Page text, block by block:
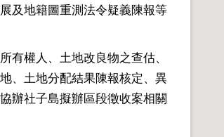
及地籍圖重測法令疑義陳報等
有權人、土地改良物之查估、
、土地分配結果陳報核定、異
辦社子島擬辦區段徵收案相關